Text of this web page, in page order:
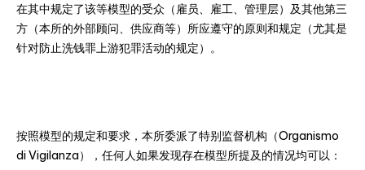
在其中规定了该等模型的受众（雇员、雇工、管理层）及其他第三
方（本所的外部顾问、供应商等）所应遵守的原则和规定（尤其是
针对防止洗钱罪上游犯罪活动的规定）。
按照模型的规定和要求，本所委派了特别监督机构（Organismo
di Vigilanza），任何人如果发现存在模型所提及的情况均可以：